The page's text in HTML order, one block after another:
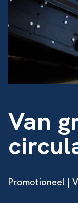
Van
Promotioneel |